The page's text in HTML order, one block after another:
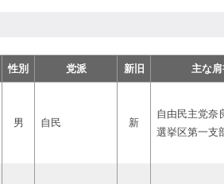
性別 党派 新旧 主な肩
男 自民 新
自由民主党奈
選挙区第一支